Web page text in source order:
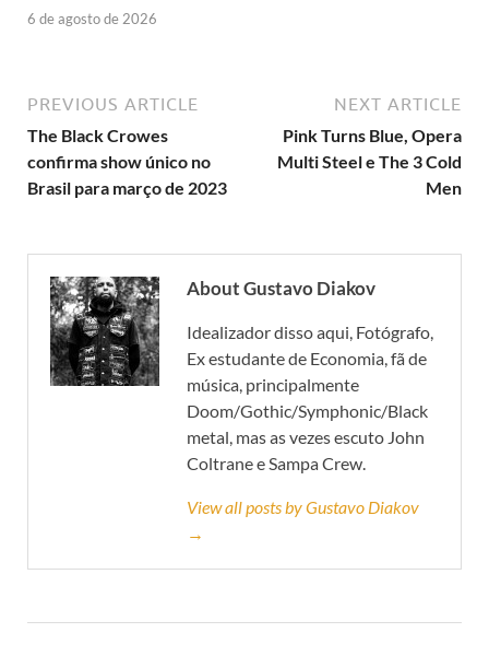
6 de agosto de 2026
PREVIOUS ARTICLE
The Black Crowes
confirma show único no
Brasil para março de 2023
NEXT ARTICLE
Pink Turns Blue, Opera
Multi Steel e The 3 Cold
Men
About Gustavo Diakov
Idealizador disso aqui, Fotógrafo,
Ex estudante de Economia, fã de
música, principalmente
Doom/Gothic/Symphonic/Black
metal, mas as vezes escuto John
Coltrane e Sampa Crew.
View all posts by Gustavo Diakov
→